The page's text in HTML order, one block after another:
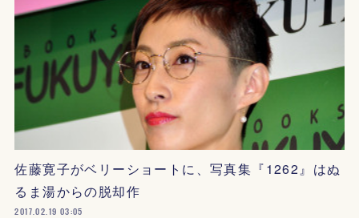
佐藤寛子がベリーショートに、写真集『1262』はぬ
るま湯からの脱却作
2017.02.19 03:05